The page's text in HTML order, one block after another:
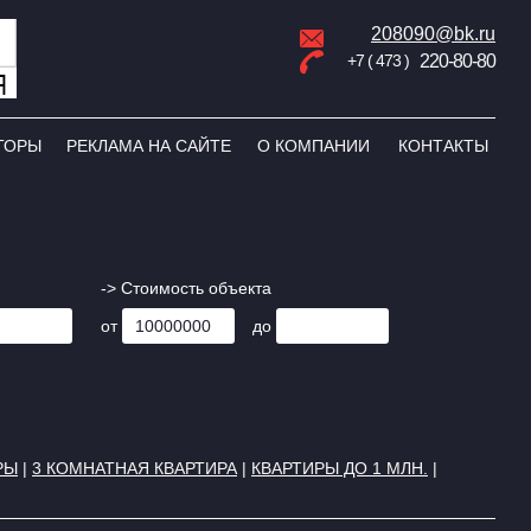
208090@bk.ru
+7 ( 473 ) 220-80-80
РЕКЛАМА НА САЙТЕ О КОМПАНИИ КОНТАКТЫ
-> Стоимость объекта
от
до
| 3 КОМНАТНАЯ КВАРТИРА | КВАРТИРЫ ДО 1 МЛН. |